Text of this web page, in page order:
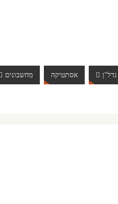
נדל"ן אסתטיקה מחשבונים